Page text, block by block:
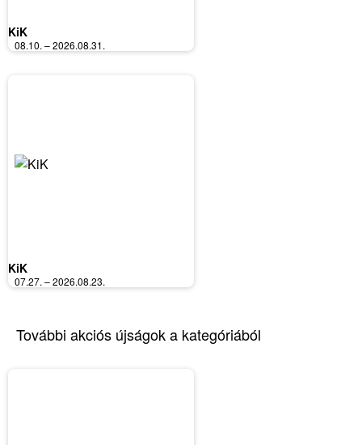
KiK
08.10. – 2026.08.31.
KiK
07.27. – 2026.08.23.
További akciós újságok a kategóriából